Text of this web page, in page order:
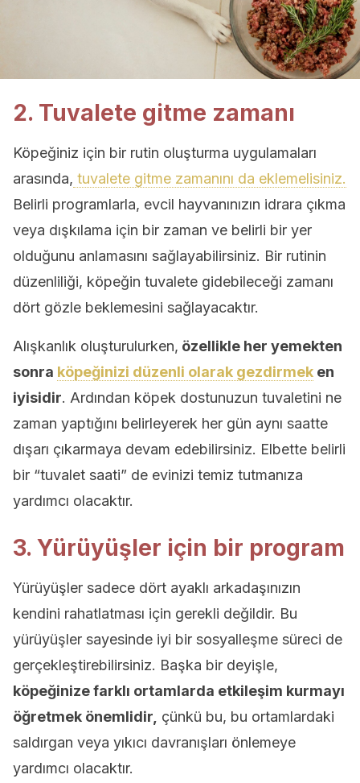
2. Tuvalete gitme zamanı
Köpeğiniz için bir rutin oluşturma uygulamaları
arasında, tuvalete gitme zamanını da eklemelisiniz.
Belirli programlarla, evcil hayvanınızın idrara çıkma
veya dışkılama için bir zaman ve belirli bir yer
olduğunu anlamasını sağlayabilirsiniz. Bir rutinin
düzenliliği, köpeğin tuvalete gidebileceği zamanı
dört gözle beklemesini sağlayacaktır.
Alışkanlık oluşturulurken, özellikle her yemekten
sonra köpeğinizi düzenli olarak gezdirmek en
iyisidir. Ardından köpek dostunuzun tuvaletini ne
zaman yaptığını belirleyerek her gün aynı saatte
dışarı çıkarmaya devam edebilirsiniz. Elbette belirli
bir “tuvalet saati” de evinizi temiz tutmanıza
yardımcı olacaktır.
3. Yürüyüşler için bir program
Yürüyüşler sadece dört ayaklı arkadaşınızın
kendini rahatlatması için gerekli değildir. Bu
yürüyüşler sayesinde iyi bir sosyalleşme süreci de
gerçekleştirebilirsiniz. Başka bir deyişle,
köpeğinize farklı ortamlarda etkileşim kurmayı
öğretmek önemlidir, çünkü bu, bu ortamlardaki
saldırgan veya yıkıcı davranışları önlemeye
yardımcı olacaktır.